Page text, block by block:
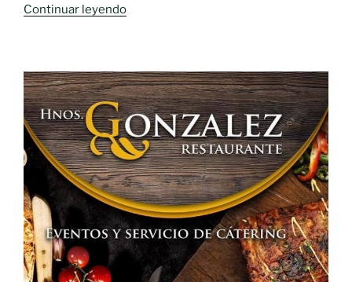
Continuar leyendo«Recuerdos
DE
GAMUSINOS»»